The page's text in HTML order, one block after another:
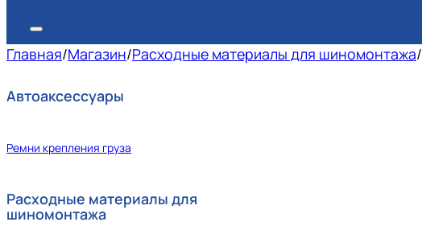
Главная/Магазин/Расходные материалы для шиномонтажа/
Автоаксессуары
Ремни крепления груза
Расходные материалы для
шиномонтажа